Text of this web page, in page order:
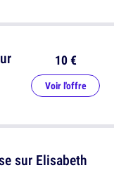
sur Elisabeth
10 €
Voir l'offre